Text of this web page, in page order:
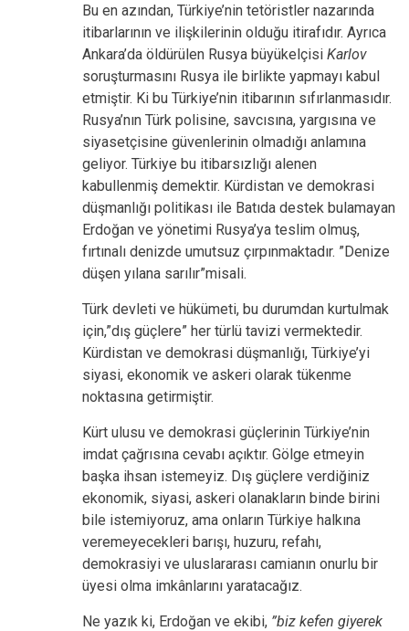
Bu en azından, Türkiye’nin tetöristler nazarında
itibarlarının ve ilişkilerinin olduğu itirafıdır. Ayrıca
Ankara’da öldürülen Rusya büyükelçisi Karlov
soruşturmasını Rusya ile birlikte yapmayı kabul
etmiştir. Ki bu Türkiye’nin itibarının sıfırlanmasıdır.
Rusya’nın Türk polisine, savcısına, yargısına ve
siyasetçisine güvenlerinin olmadığı anlamına
geliyor. Türkiye bu itibarsızlığı alenen
kabullenmiş demektir. Kürdistan ve demokrasi
düşmanlığı politikası ile Batıda destek bulamayan
Erdoğan ve yönetimi Rusya’ya teslim olmuş,
fırtınalı denizde umutsuz çırpınmaktadır. ”Denize
düşen yılana sarılır”misali.
Türk devleti ve hükümeti, bu durumdan kurtulmak
için,”dış güçlere” her türlü tavizi vermektedir.
Kürdistan ve demokrasi düşmanlığı, Türkiye’yi
siyasi, ekonomik ve askeri olarak tükenme
noktasına getirmiştir.
Kürt ulusu ve demokrasi güçlerinin Türkiye’nin
imdat çağrısına cevabı açıktır. Gölge etmeyin
başka ihsan istemeyiz. Dış güçlere verdiğiniz
ekonomik, siyasi, askeri olanakların binde birini
bile istemiyoruz, ama onların Türkiye halkına
veremeyecekleri barışı, huzuru, refahı,
demokrasiyi ve uluslararası camianın onurlu bir
üyesi olma imkânlarını yaratacağız.
Ne yazık ki, Erdoğan ve ekibi, ”biz kefen giyerek